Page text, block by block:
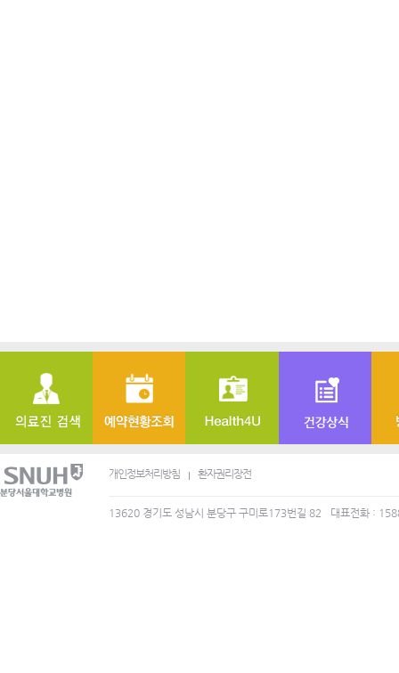
개인정보처리방침 환자권리장전
13620 경기도 성남시 분당구 구미로173번길 82 대표전화 :